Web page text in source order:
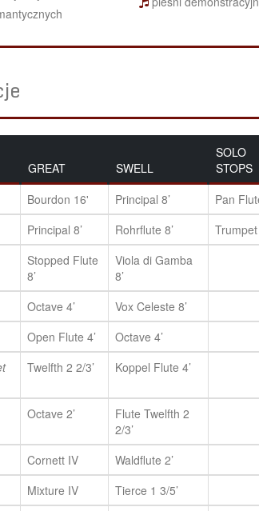
GREAT SWELL
SOLO
STOPS
Bourdon 16' Principal 8’
Pan
Principal 8’ Rohrflute 8’
Trumpet
Stopped Flute
8’
Viola di Gamba
8’
Octave 4’
Vox Celeste 8’
Open Flute 4’
Octave 4’
Twelfth 2 2/3’ Koppel Flute 4’
Octave 2’
Flute Twelfth 2
2/3’
Cornett IV
Waldflute 2’
Mixture IV
Tierce 1 3/5’